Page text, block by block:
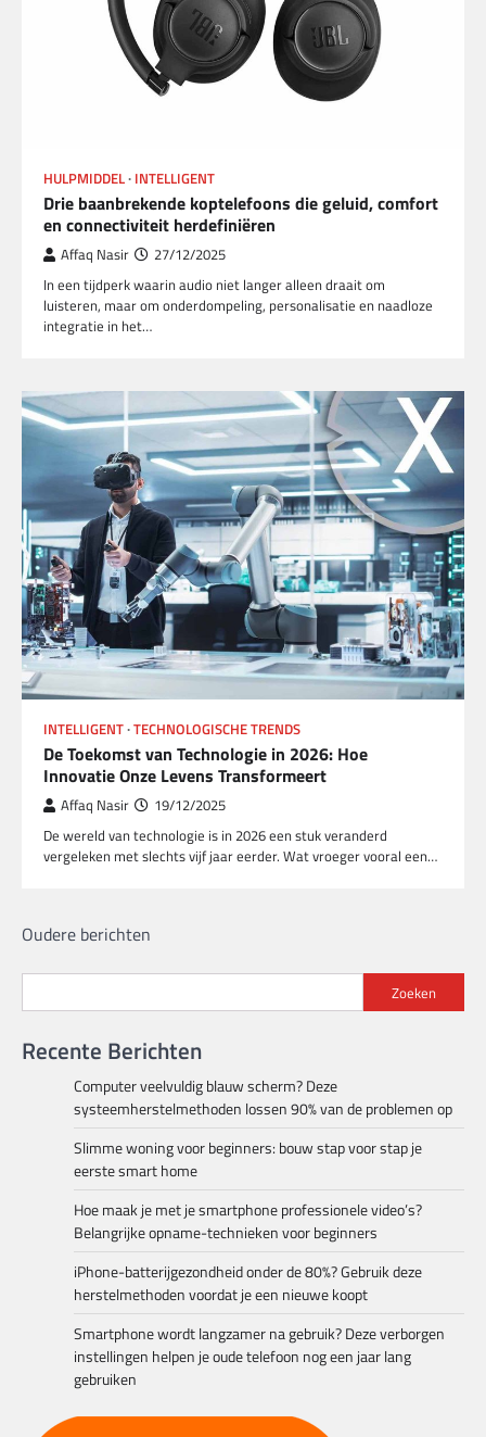
HULPMIDDEL INTELLIGENT
Drie baanbrekende koptelefoons die geluid, comfort
en connectiviteit herdefiniëren
Affaq Nasir 27/12/2025
In een tijdperk waarin audio niet langer alleen draait om
luisteren, maar om onderdompeling, personalisatie en naadloze
integratie in het…
INTELLIGENT TECHNOLOGISCHE TRENDS
De Toekomst van Technologie in 2026: Hoe
Innovatie Onze Levens Transformeert
Affaq Nasir 19/12/2025
De wereld van technologie is in 2026 een stuk veranderd
vergeleken met slechts vijf jaar eerder. Wat vroeger vooral een…
Berichtennavigatie
Oudere berichten
Zoeken
Recente Berichten
Computer veelvuldig blauw scherm? Deze
systeemherstelmethoden lossen 90% van de problemen op
Slimme woning voor beginners: bouw stap voor stap je
eerste smart home
Hoe maak je met je smartphone professionele video’s?
Belangrijke opname-technieken voor beginners
iPhone-batterijgezondheid onder de 80%? Gebruik deze
herstelmethoden voordat je een nieuwe koopt
Smartphone wordt langzamer na gebruik? Deze verborgen
instellingen helpen je oude telefoon nog een jaar lang
gebruiken